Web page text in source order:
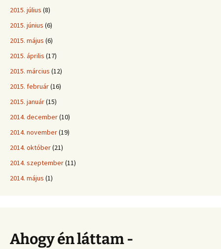
2015. július (8)
2015. június (6)
2015. május (6)
2015. április (17)
2015. március (12)
2015. február(16)
2015. január(15)
2014. december(10)
2014. november(19)
2014. október(21)
2014. szeptember(11)
2014. május (1)
Ahogy én láttam -